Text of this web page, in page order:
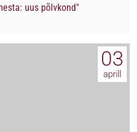
uus põlvkond"
03
aprill